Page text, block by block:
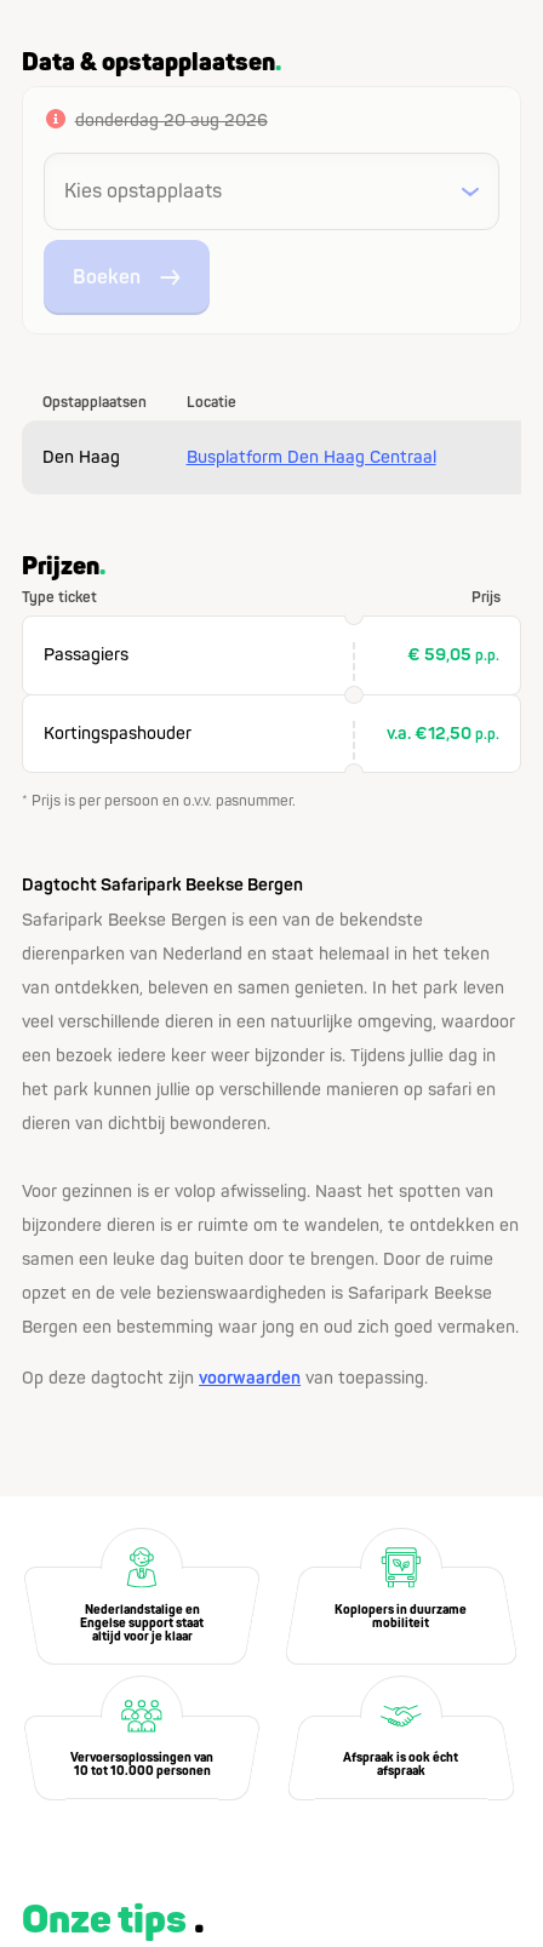
Data & opstapplaatsen
donderdag 20 aug 2026
Boeken
Opstapplaatsen Locatie
Den Haag Busplatform Den Haag Centraal
Prijzen
Type ticket Prijs
Passagiers € 59,05p.p.
Kortingspashouder v.a. €12,50p.p.
* Prijs is per persoon en o.v.v. pasnummer.
Dagtocht Safaripark Beekse Bergen
Safaripark Beekse Bergen is een van de bekendste
dierenparken van Nederland en staat helemaal in het teken
van ontdekken, beleven en samen genieten. In het park leven
veel verschillende dieren in een natuurlijke omgeving, waardoor
een bezoek iedere keer weer bijzonder is. Tijdens jullie dag in
het park kunnen jullie op verschillende manieren op safari en
dieren van dichtbij bewonderen.
Voor gezinnen is er volop afwisseling. Naast het spotten van
bijzondere dieren is er ruimte om te wandelen, te ontdekken en
samen een leuke dag buiten door te brengen. Door de ruime
opzet en de vele bezienswaardigheden is Safaripark Beekse
Bergen een bestemming waar jong en oud zich goed vermaken.
Op deze dagtocht zijnvoorwaarden van toepassing.
Nederlandstalige en
Engelse support staat
altijd voor je klaar
Koplopers in duurzame
mobiliteit
Vervoersoplossingen van
10 tot 10.000 personen
Afspraak is ook écht
afspraak
Onze tips